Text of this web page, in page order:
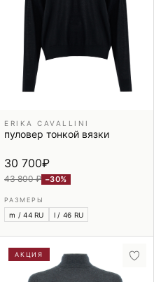
ERIKA CAVALLINI
пуловер тонкой вязки
30 700₽
43 800 ₽ −30%
РАЗМЕРЫ
m / 44 RU l / 46 RU
АКЦИЯ